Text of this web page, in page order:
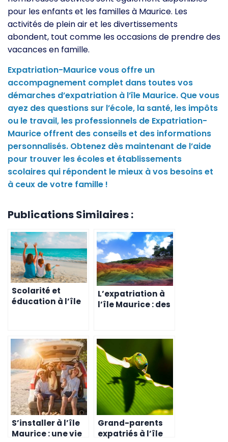
pour les enfants et les familles à Maurice. Les
activités de plein air et les divertissements
abondent, tout comme les occasions de prendre des
vacances en famille.
Expatriation-Maurice vous offre un
accompagnement complet dans toutes vos
démarches d’expatriation à l’île Maurice. Que vous
ayez des questions sur l’école, la santé, les impôts
ou le travail, les professionnels de Expatriation-
Maurice offrent des conseils et des informations
personnalisés. Obtenez dès maintenant de l’aide
pour trouver les écoles et établissements
scolaires qui répondent le mieux à vos besoins et
à ceux de votre famille !
Publications Similaires :
Scolarité et
éducation à l’île
professionnelle
et familiale
équilibrée
L’expatriation à
l’île Maurice : des
pour une vie de
famille équilibrée
S’installer à l’île
Maurice : une vie
Grand-parents
expatriés à l’île